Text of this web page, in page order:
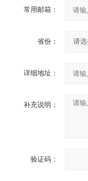
常用邮箱：
省份：
详细地址：
补充说明：
验证码：